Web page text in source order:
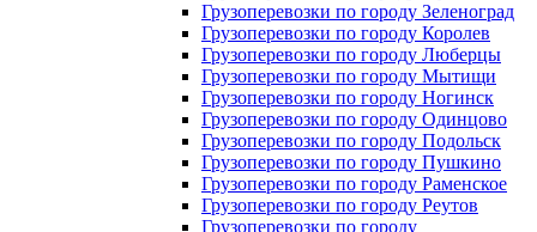
Грузоперевозки по городу Зеленоград
Грузоперевозки по городу Королев
Грузоперевозки по городу Люберцы
Грузоперевозки по городу Мытищи
Грузоперевозки по городу Ногинск
Грузоперевозки по городу Одинцово
Грузоперевозки по городу Подольск
Грузоперевозки по городу Пушкино
Грузоперевозки по городу Раменское
Грузоперевозки по городу Реутов
Грузоперевозки по городу